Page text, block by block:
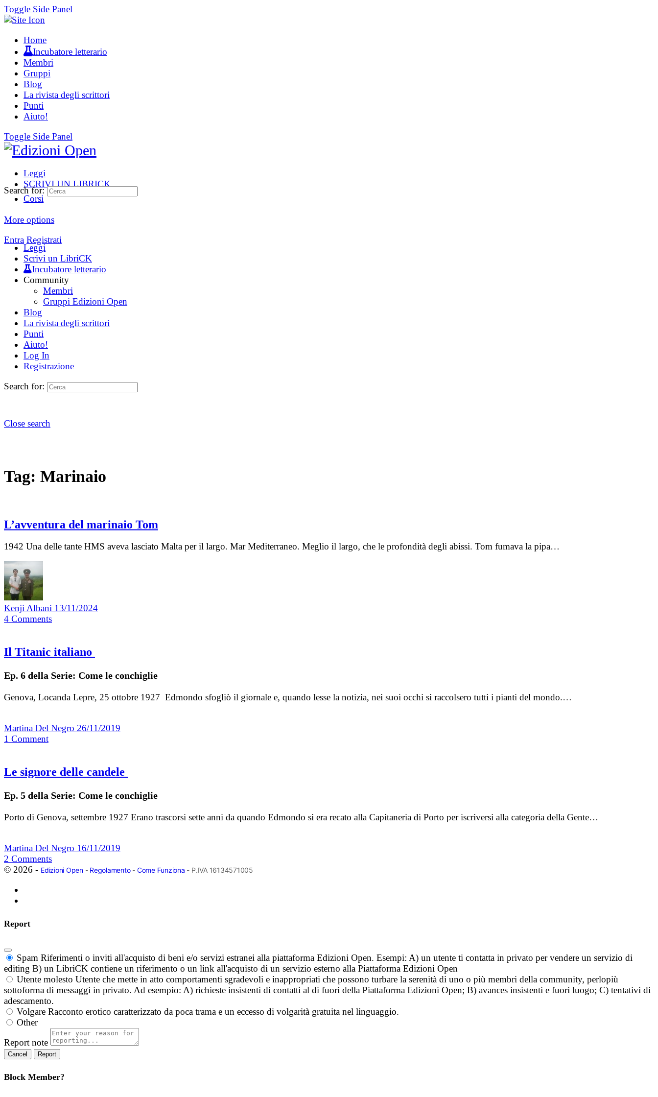
Toggle Side Panel
Home
Incubatore letterario
Membri
Gruppi
Blog
La rivista degli scrittori
Punti
Aiuto!
Toggle Side Panel
Leggi
SCRIVI UN LIBRICK
Corsi
More options
Entra Registrati
Search for:
Leggi
Scrivi un LibriCK
Incubatore letterario
Community
Membri
Gruppi Edizioni Open
Blog
La rivista degli scrittori
Punti
Aiuto!
Log In
Registrazione
Search for:
Close search
Tag: Marinaio
L’avventura del marinaio Tom
1942 Una delle tante HMS aveva lasciato Malta per il largo. Mar Mediterraneo. Meglio il largo, che le profondità degli abissi. Tom fumava la pipa…
Kenji Albani 13/11/2024
4 Comments
Il Titanic italiano
Ep. 6 della Serie: Come le conchiglie
Genova, Locanda Lepre, 25 ottobre 1927 Edmondo sfogliò il giornale e, quando lesse la notizia, nei suoi occhi si raccolsero tutti i pianti del mondo.…
Martina Del Negro 26/11/2019
1 Comment
Le signore delle candele
Ep. 5 della Serie: Come le conchiglie
Porto di Genova, settembre 1927 Erano trascorsi sette anni da quando Edmondo si era recato alla Capitaneria di Porto per iscriversi alla categoria della Gente…
Martina Del Negro 16/11/2019
2 Comments
© 2026 - Edizioni Open- Regolamento- Come Funziona - P.IVA 16134571005
Report
Spam Riferimenti o inviti all'acquisto di beni e/o servizi estranei alla piattaforma Edizioni Open. Esempi: A) un utente ti contatta in privato per vendere un servizio di
editing B) un LibriCK contiene un riferimento o un link all'acquisto di un servizio esterno alla Piattaforma Edizioni Open
Utente molesto Utente che mette in atto comportamenti sgradevoli e inappropriati che possono turbare la serenità di uno o più membri della community, perlopiù
sottoforma di messaggi in privato. Ad esempio: A) richieste insistenti di contatti al di fuori della Piattaforma Edizioni Open; B) avances insistenti e fuori luogo; C) tentativi di
adescamento.
Volgare Racconto erotico caratterizzato da poca trama e un eccesso di volgarità gratuita nel linguaggio.
Other
Report note
Report
Block Member?